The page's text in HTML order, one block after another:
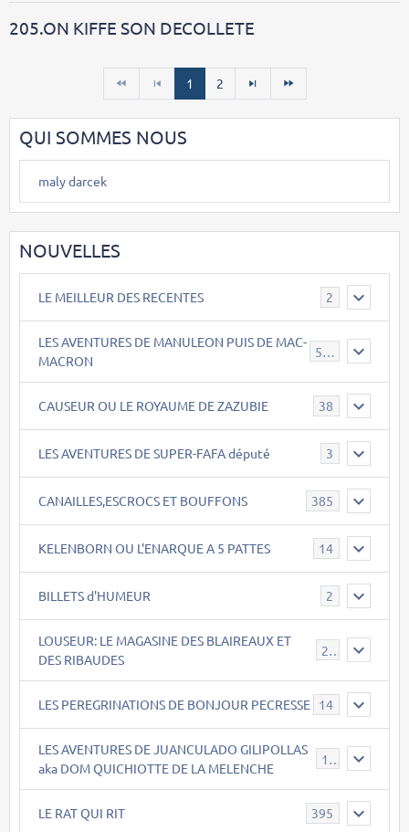
205.ON KIFFE SON DECOLLETE
1 2
QUI SOMMES NOUS
maly darcek
NOUVELLES
LE MEILLEUR DES RECENTES 2
LES AVENTURES DE MANULEON PUIS DE MAC-
MACRON
543
CAUSEUR OU LE ROYAUME DE ZAZUBIE 38
LES AVENTURES DE SUPER-FAFA député 3
CANAILLES,ESCROCS ET BOUFFONS 385
KELENBORN OU L'ENARQUE A 5 PATTES 14
BILLETS d'HUMEUR 2
LOUSEUR: LE MAGASINE DES BLAIREAUX ET
DES RIBAUDES
21
LES PEREGRINATIONS DE BONJOUR PECRESSE 14
LES AVENTURES DE JUANCULADO GILIPOLLAS
aka DOM QUICHIOTTE DE LA MELENCHE
119
LE RAT QUI RIT 395